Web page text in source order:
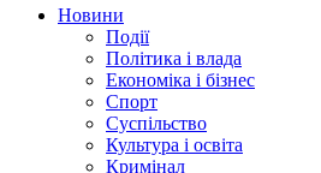
Новини
Події
Політика і влада
Економіка і бізнес
Спорт
Суспільство
Культура і освіта
Кримінал